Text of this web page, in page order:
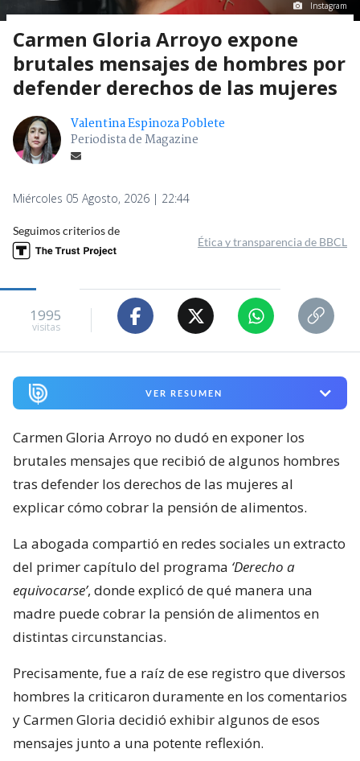
Instagram
Carmen Gloria Arroyo expone
brutales mensajes de hombres por
defender derechos de las mujeres
Valentina Espinoza Poblete
Periodista de Magazine
Miércoles 05 Agosto, 2026 | 22:44
Seguimos criterios de
Ética y transparencia de BBCL
1995
visitas
VER RESUMEN
Carmen Gloria Arroyo no dudó en exponer los
brutales mensajes que recibió de algunos hombres
tras defender los derechos de las mujeres al
explicar cómo cobrar la pensión de alimentos.
La abogada compartió en redes sociales un extracto
del primer capítulo del programa ‘Derecho a
equivocarse’, donde explicó de qué manera una
madre puede cobrar la pensión de alimentos en
distintas circunstancias.
Precisamente, fue a raíz de ese registro que diversos
hombres la criticaron duramente en los comentarios
y Carmen Gloria decidió exhibir algunos de esos
mensajes junto a una potente reflexión.